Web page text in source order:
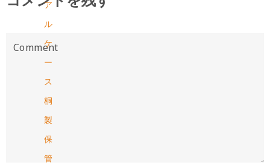
ア
ル
ケ
ー
ス
桐
製
保
管